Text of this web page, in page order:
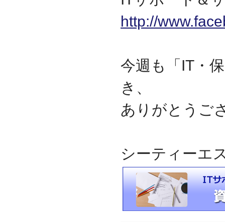
http://
今週も「IT・
き、
ありがとうご
シーティーエ